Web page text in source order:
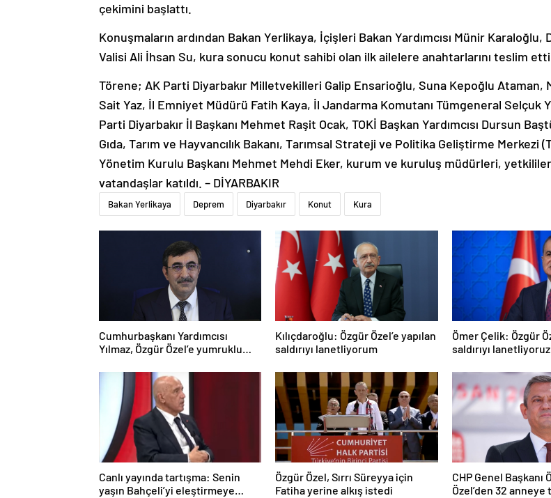
çekimini başlattı.
Konuşmaların ardından Bakan Yerlikaya, İçişleri Bakan Yardımcısı Münir Karaloğlu,
Valisi Ali İhsan Su, kura sonucu konut sahibi olan ilk ailelere anahtarlarını teslim
Törene; AK Parti Diyarbakır Milletvekilleri Galip Ensarioğlu, Suna Kepoğlu Ataman,
Sait Yaz, İl Emniyet Müdürü Fatih Kaya, İl Jandarma Komutanı Tümgeneral Selçuk
Parti Diyarbakır İl Başkanı Mehmet Raşit Ocak, TOKİ Başkan Yardımcısı Dursun
Gıda, Tarım ve Hayvancılık Bakanı, Tarımsal Strateji ve Politika Geliştirme Merkezi
Yönetim Kurulu Başkanı Mehmet Mehdi Eker, kurum ve kuruluş müdürleri,
vatandaşlar katıldı. – DİYARBAKIR
Bakan Yerlikaya Deprem Diyarbakır Konut Kura
Cumhurbaşkanı Yardımcısı
Yılmaz, Özgür Özel’e yumruklu
Kılıçdaroğlu: Özgür Özel’e yapılan
saldırıyı lanetliyorum
Ömer Çelik: Özgür
saldırıyı lanetliyoruz
Canlı yayında tartışma: Senin
yaşın Bahçeli’yi eleştirmeye
Özgür Özel, Sırrı Süreyya için
Fatiha yerine alkış istedi
CHP Genel Başkanı
Özel’den 32 anneye